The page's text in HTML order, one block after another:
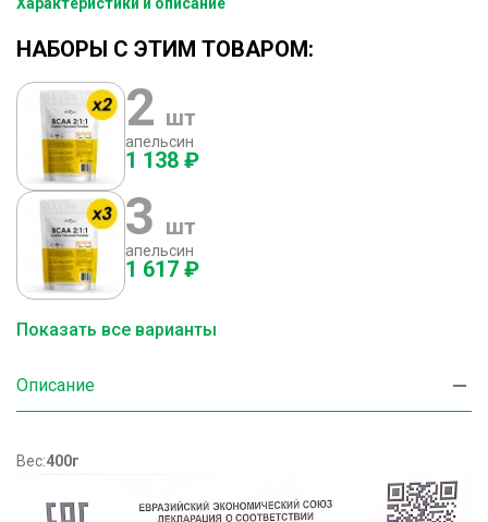
НАБОРЫ С ЭТИМ ТОВАРОМ:
2 шт
апельсин
1 138 ₽
3 шт
апельсин
1 617 ₽
Показать все варианты
Описание
Вес:400г